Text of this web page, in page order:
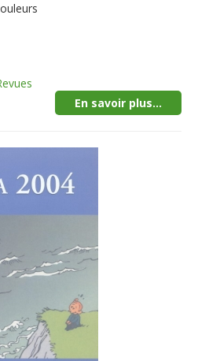
En savoir plus...